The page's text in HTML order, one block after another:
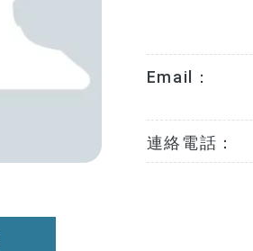
Email：
連絡電話：